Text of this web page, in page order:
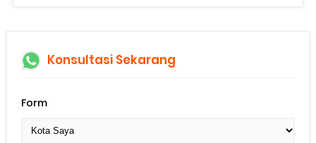
Konsultasi Sekarang
Form